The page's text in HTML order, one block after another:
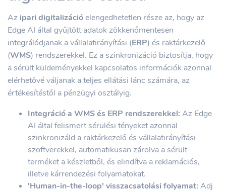
Az ipari digitalizációelengedhetetlen része az, hogy az
Edge AI által gyűjtött adatok zökkenőmentesen
integrálódjanak a vállalatirányítási (ERP) és raktárkezelő
(WMS) rendszerekkel. Ez a szinkronizáció biztosítja, hogy
a sérült küldeményekkel kapcsolatos információk azonnal
elérhetővé váljanak a teljes ellátási lánc számára, az
értékesítéstől a pénzügyi osztályig.
Integráció a WMS és ERP rendszerekkel: Az Edge
AI által felismert sérülési tényeket azonnal
szinkronizáld a raktárkezelő és vállalatirányítási
szoftverekkel, automatikusan zárolva a sérült
terméket a készletből, és elindítva a reklamációs,
illetve kárrendezési folyamatokat.
'Human-in-the-loop' visszacsatolási folyamat: Adj